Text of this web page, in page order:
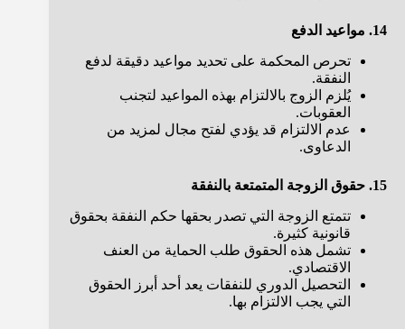
14. مواعيد الدفع
تحرص المحكمة على تحديد مواعيد دقيقة لدفع
النفقة.
يُلزم الزوج بالالتزام بهذه المواعيد لتجنب
العقوبات.
عدم الالتزام قد يؤدي لفتح مجال لمزيد من
الدعاوى.
15. حقوق الزوجة المتمتعة بالنفقة
تتمتع الزوجة التي تصدر بحقها حكم النفقة بحقوق
قانونية كثيرة.
تشمل هذه الحقوق طلب الحماية من العنف
الاقتصادي.
التحصيل الدوري للنفقات يعد أحد أبرز الحقوق
التي يجب الالتزام بها.